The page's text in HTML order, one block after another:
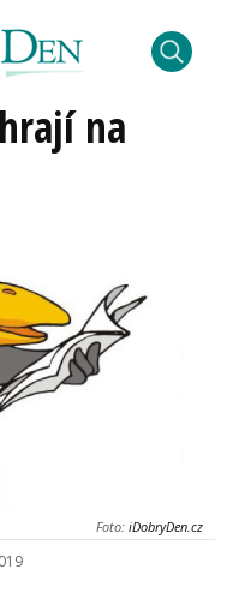
na
Foto: iDobryDen.cz